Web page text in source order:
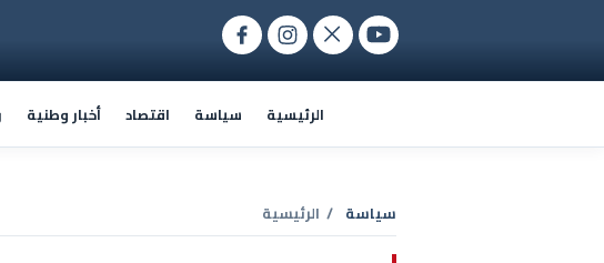
الرئيسية سياسة اقتصاد أخبار وطنية
سياسة / الرئيسية